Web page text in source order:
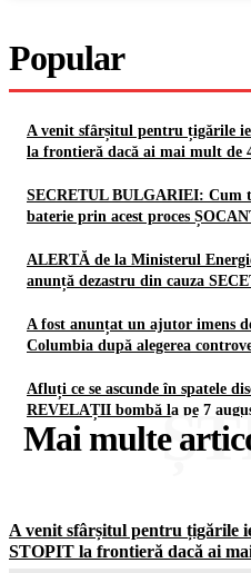
Popular
A venit sfârșitul pentru țigările
la frontieră dacă ai mai mult de
SECRETUL BULGARIEI: Cum
baterie prin acest proces
ALERTĂ de la Ministerul
anunță dezastru din cauza
A fost anunțat un ajutor imens
Columbia după alegerea
Afluți ce se ascunde în spatele
REVELAȚII bombă la pe 7
Mai multe
A venit sfârșitul pentru țigările
STOPIT la frontieră dacă ai